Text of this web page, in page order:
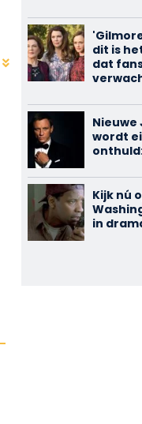
dit is
dat
Nieuwe
wordt
Kijk nú
in